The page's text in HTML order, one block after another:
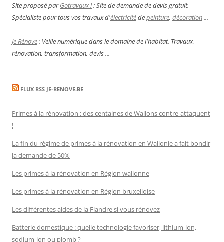
Site proposé parGotravaux !: Site de demande de devis gratuit.
Spécialiste pour tous vos travaux d'électricitédepeinture, décoration...
Je Rénove: Veille numérique dans le domaine de l'habitat. Travaux,
rénovation, transformation, devis ...
FLUX RSS JE-RENOVE.BE
Primes à la rénovation : des centaines de Wallons contre-attaquent
!
La fin du régime de primes à la rénovation en Wallonie a fait bondir
la demande de 50%
Les primes à la rénovation en Région wallonne
Les primes à la rénovation en Région bruxelloise
Les différentes aides de la Flandre si vous rénovez
Batterie domestique : quelle technologie favoriser, lithium-ion,
sodium-ion ou plomb ?